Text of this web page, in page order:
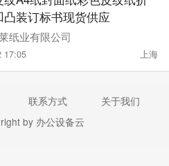
凸装订标书现货供应
纸业有限公司
17:05 上海
联系方式
关于我们
by 办公设备云